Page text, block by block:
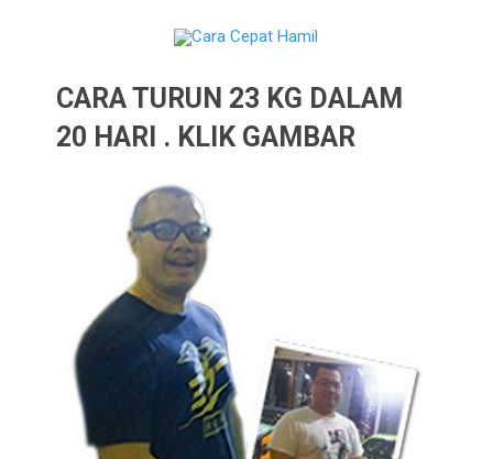
CARA TURUN 23 KG DALAM
20 HARI . KLIK GAMBAR